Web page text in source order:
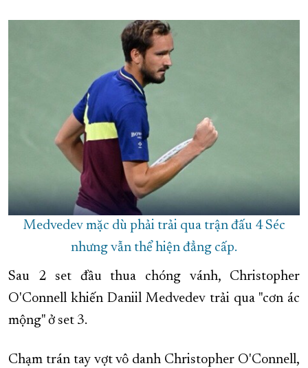
Medvedev mặc dù phải trải qua trận đấu 4 Séc
nhưng vẫn thể hiện đẳng cấp.
Sau 2 set đầu thua chóng vánh, Christopher
O'Connell khiến Daniil Medvedev trải qua "cơn ác
mộng" ở set 3.
Chạm trán tay vợt vô danh Christopher O'Connell,